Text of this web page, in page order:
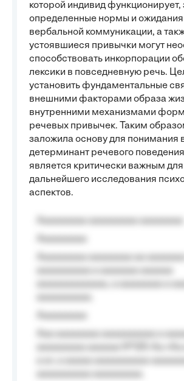
которой индивид функционирует,
определенные нормы и
вербальной коммуникации, а
устоявшиеся привычки могут
способствовать инкорпорации
лексики в повседневную речь.
установить фундаментальные
внешними факторами образа
внутренними механизмами
речевых привычек. Таким
заложила основу для понимания
детерминант речевого
является критически важным для
дальнейшего исследования
аспектов.